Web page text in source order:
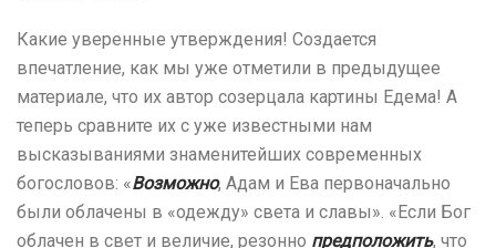
Какие уверенные утверждения! Создается
впечатление, как мы уже отметили в предыдущее
материале, что их автор созерцала картины Едема! А
теперь сравните их с уже известными нам
высказываниями знаменитейших современных
богословов: «Возможно, Адам и Ева первоначально
были облачены в «одежду» света и славы». «Если Бог
облачен в свет и величие, резонно предположить, что